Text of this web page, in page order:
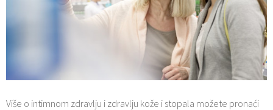
Više o intimnom zdravlju i zdravlju kože i stopala možete pronaći